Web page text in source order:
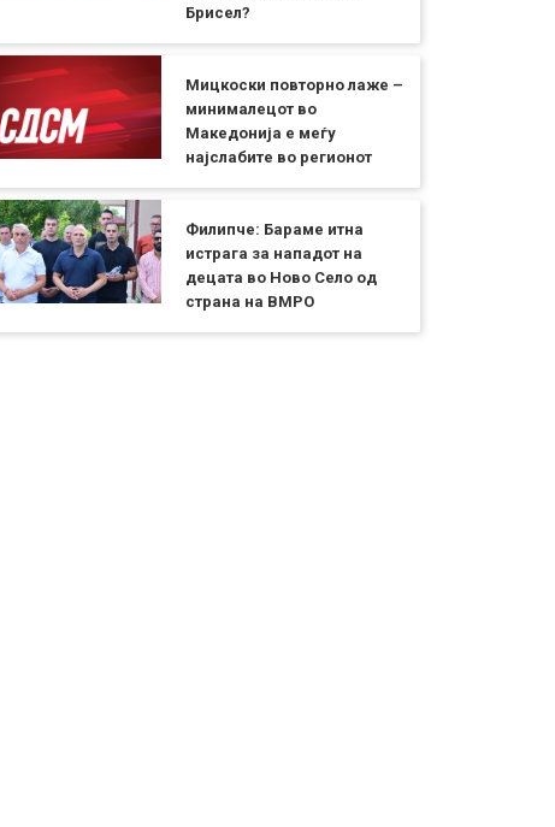
Брисел?
Мицкоски повторно лаже –
минималецот во
Македонија е меѓу
најслабите во регионот
Филипче: Бараме итна
истрага за нападот на
децата во Ново Село од
страна на ВМРО